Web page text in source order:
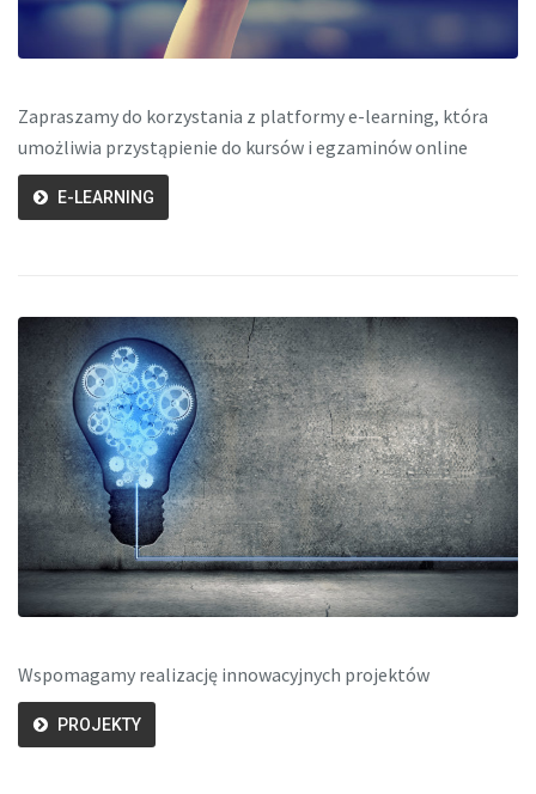
Zapraszamy do korzystania z platformy e-learning, która
umożliwia przystąpienie do kursów i egzaminów online
E-LEARNING
Wspomagamy realizację innowacyjnych projektów
PROJEKTY